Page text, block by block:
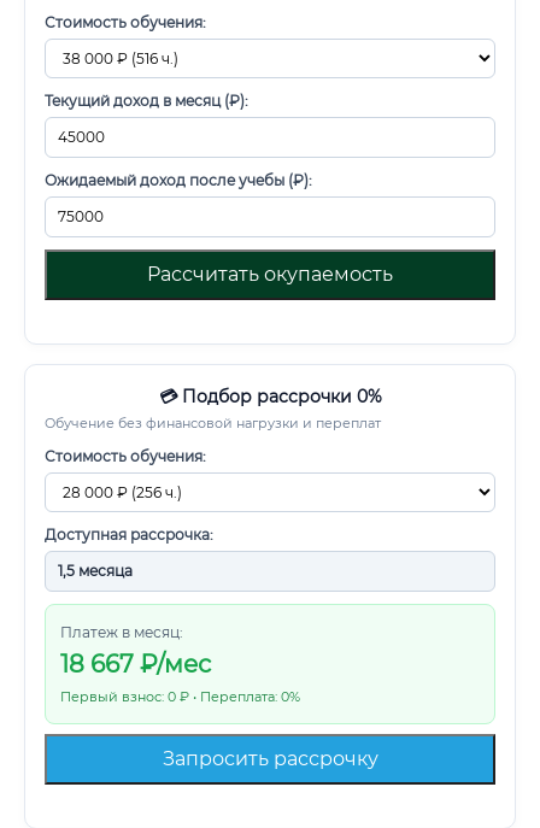
Стоимость обучения:
Текущий доход в месяц (₽):
Ожидаемый доход после учебы (₽):
Рассчитать окупаемость
💳 Подбор рассрочки 0%
Обучение без финансовой нагрузки и переплат
Стоимость обучения:
Доступная рассрочка:
Платеж в месяц:
18 667 ₽/мес
Первый взнос: 0 ₽ • Переплата: 0%
Запросить рассрочку